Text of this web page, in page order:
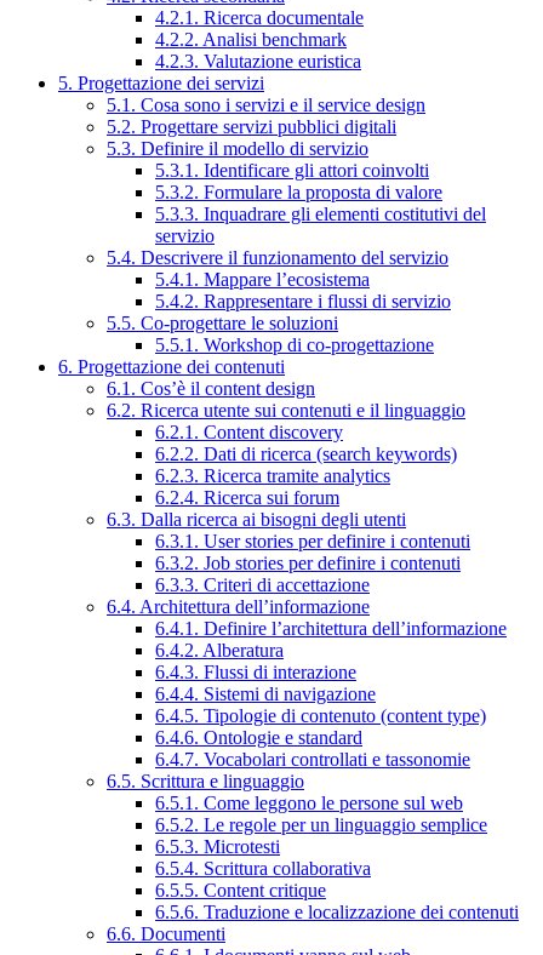
4.2.1. Ricerca documentale
4.2.2. Analisi benchmark
4.2.3. Valutazione euristica
5. Progettazione dei servizi
5.1. Cosa sono i servizi e il service design
5.2. Progettare servizi pubblici digitali
5.3. Definire il modello di servizio
5.3.1. Identificare gli attori coinvolti
5.3.2. Formulare la proposta di valore
5.3.3. Inquadrare gli elementi costitutivi del
servizio
5.4. Descrivere il funzionamento del servizio
5.4.1. Mappare l’ecosistema
5.4.2. Rappresentare i flussi di servizio
5.5. Co-progettare le soluzioni
5.5.1. Workshop di co-progettazione
6. Progettazione dei contenuti
6.1. Cos’è il content design
6.2. Ricerca utente sui contenuti e il linguaggio
6.2.1. Content discovery
6.2.2. Dati di ricerca (search keywords)
6.2.3. Ricerca tramite analytics
6.2.4. Ricerca sui forum
6.3. Dalla ricerca ai bisogni degli utenti
6.3.1. User stories per definire i contenuti
6.3.2. Job stories per definire i contenuti
6.3.3. Criteri di accettazione
6.4. Architettura dell’informazione
6.4.1. Definire l’architettura dell’informazione
6.4.2. Alberatura
6.4.3. Flussi di interazione
6.4.4. Sistemi di navigazione
6.4.5. Tipologie di contenuto (content type)
6.4.6. Ontologie e standard
6.4.7. Vocabolari controllati e tassonomie
6.5. Scrittura e linguaggio
6.5.1. Come leggono le persone sul web
6.5.2. Le regole per un linguaggio semplice
6.5.3. Microtesti
6.5.4. Scrittura collaborativa
6.5.5. Content critique
6.5.6. Traduzione e localizzazione dei contenuti
6.6. Documenti